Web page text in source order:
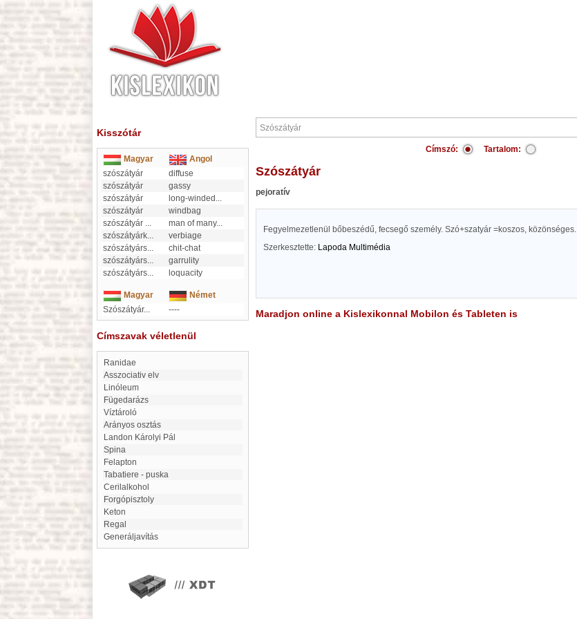
Kisszótár
Magyar
Angol
szószátyár
diffuse
szószátyár
gassy
szószátyár
long-winded ...
szószátyár
windbag
szószátyár ... man of many...
szószátyárk...
verbiage
szószátyárs...
chit-chat
szószátyárs...
garrulity
szószátyárs... loquacity
Magyar
Német
Szószátyár...
----
Címszavak véletlenül
Ranidae
Asszociativ elv
linóleum
Fügedarázs
Víztároló
Arányos osztás
Landon Károlyi Pál
Spina
Felapton
Tabatiere - puska
Cerilalkohol
Forgópisztoly
keton
Regal
generáljavítás
Címszó: Tartalom:
Szószátyár
pejoratív
Fegyelmezetlenül bőbeszédű, fecsegő személy. Szó+szatyár =koszos, közönséges.
Szerkesztette: Lapoda Multimédia
Maradjon online a Kislexikonnal Mobilon és Tableten is